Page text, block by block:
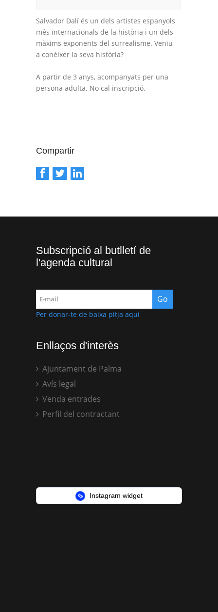
Salvador Dalí és un dels artistes espanyols
més internacionals de la història i un dels
màxims exponents del surrealisme. Veniu
a conèixer la seva història?
A partir de 3 anys, acompanyats per una
persona adulta. No cal inscripció.
Compartir
Subscripció al butlletí de
l'agenda cultural
Per donar-te de baixa pitja aquí
Enllaços d'interès
Ajuntament de Palma
Avís legal
Venda entrades
Perfil del contractant
Instagram widget